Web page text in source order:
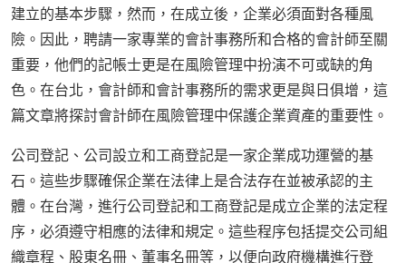
建立的基本步驟，然而，在成立後，企業必須面對各種風
險。因此，聘請一家專業的會計事務所和合格的會計師至關
重要，他們的記帳士更是在風險管理中扮演不可或缺的角
色。在台北，會計師和會計事務所的需求更是與日俱增，這
篇文章將探討會計師在風險管理中保護企業資產的重要性。
公司登記、公司設立和工商登記是一家企業成功運營的基
石。這些步驟確保企業在法律上是合法存在並被承認的主
體。在台灣，進行公司登記和工商登記是成立企業的法定程
序，必須遵守相應的法律和規定。這些程序包括提交公司組
織章程、股東名冊、董事名冊等，以便向政府機構進行登